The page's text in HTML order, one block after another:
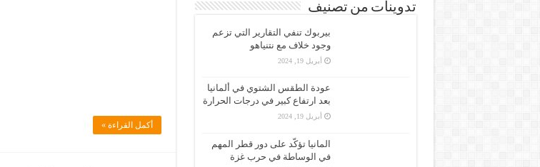
أكمل القراءة »
تدوينات من تصنيف
بيربوك تنفي التقارير التي تزعم
وجود خلاف مع نتنياهو
أبريل 19, 2024
عودة الطقس الشتوي في ألمانيا
بعد ارتفاع كبير في درجات الحرارة
أبريل 19, 2024
المانيا تؤكّد على دور قطر المهم
في الوساطة في حرب غزة